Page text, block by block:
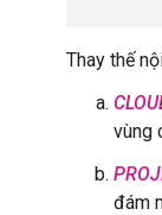
Thay thế
vùng
đám